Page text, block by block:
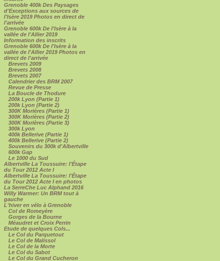
Grenoble 400k Des Paysages
d'Exceptions aux sources de
l'Isère 2019 Photos en direct de
l'arrivée
Grenoble 600k De l'Isère à la
vallée de l'Allier 2019
Information des inscrits
Grenoble 600k De l'Isère à la
vallée de l'Allier 2019 Photos en
direct de l'arrivée
Brevets 2009
Brevets 2008
Brevets 2007
Calendrier des BRM 2007
Revue de Presse
La Boucle de Thodure
200k Lyon (Partie 1)
200k Lyon (Partie 2)
300K Morières (Partie 1)
300K Morières (Partie 2)
300K Morières (Partie 3)
300k Lyon
400k Bellerive (Partie 1)
400k Bellerive (Partie 2)
Souvenirs du 300k d'Albertville
600k Gap
Le 1000 du Sud
Albertville La Toussuire: l'Étape
du Tour 2012 Acte I
Albertville La Toussuire: l'Étape
du Tour 2012 Acte I en photos
La SerreChe Luc Alphand 2016
Willy Warmer: Un BRM tout à
gauche
L'hiver en vélo à Grenoble
Col de Romeyère
Gorges de la Bourne
Méaudret et Croix Perrin
Etude de quelques Cols...
Le Col du Parquetout
Le Col de Malissol
Le Col de la Morte
Le Col du Sabot
Le Col du Grand Cucheron